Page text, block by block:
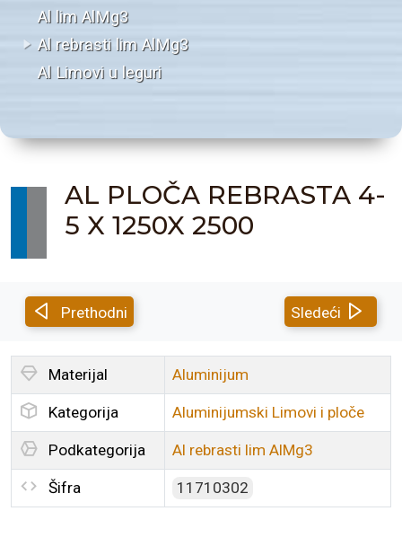
Al lim AlMg3
Al rebrasti lim AlMg3
Al Limovi u leguri
AL PLOČA REBRASTA 4-
5 X 1250X 2500
Prethodni Sledeći
Materijal Aluminijum
Kategorija Aluminijumski Limovi i ploče
Podkategorija Al rebrasti lim AlMg3
Šifra 11710302